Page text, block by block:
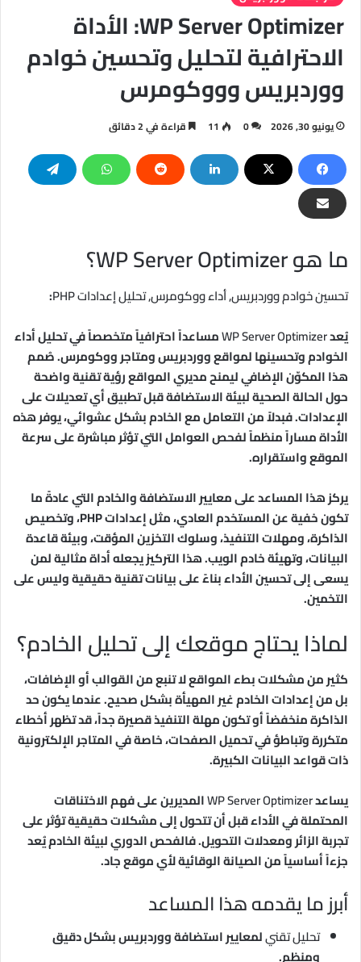
WP Server Optimizer: الأداة
الاحترافية لتحليل وتحسين خوادم
ووردبريس وووكومرس
يونيو 30, 2026 0
11 قراءة في 2 دقائق
ما هو WP Server Optimizer؟
تحسين خوادم ووردبريس, أداء ووكومرس, تحليل إعدادات PHP
:
يُعدWP Server Optimizerمساعداً احترافياً متخصصاً في تحليل أداء
الخوادم وتحسينها لمواقع ووردبريس ومتاجر ووكومرس. صُمم
هذا المكوّن الإضافي ليمنح مديري المواقع رؤية تقنية واضحة
حول الحالة الصحية لبيئة الاستضافة قبل تطبيق أي تعديلات على
الإعدادات. فبدلاً من التعامل مع الخادم بشكل عشوائي، يوفر هذه
الأداة مساراً منظماً لفحص العوامل التي تؤثر مباشرة على سرعة
الموقع واستقراره.
يركز هذا المساعد على معايير الاستضافة والخادم التي عادةً ما
تكون خفية عن المستخدم العادي، مثل إعدادات PHP، وتخصيص
الذاكرة، ومهلات التنفيذ، وسلوك التخزين المؤقت، وبيئة قاعدة
البيانات، وتهيئة خادم الويب. هذا التركيز يجعله أداة مثالية لمن
يسعى إلى تحسين الأداء بناءً على بيانات تقنية حقيقية وليس على
التخمين.
لماذا يحتاج موقعك إلى تحليل الخادم؟
كثير من مشكلات بطء المواقع لا تنبع من القوالب أو الإضافات،
بل من إعدادات الخادم غير المهيأة بشكل صحيح. عندما يكون حد
الذاكرة منخفضاً أو تكون مهلة التنفيذ قصيرة جداً، قد تظهر أخطاء
متكررة وتباطؤ في تحميل الصفحات، خاصة في المتاجر الإلكترونية
ذات قواعد البيانات الكبيرة.
يساعدWP Server Optimizerالمديرين على فهم الاختناقات
المحتملة في الأداء قبل أن تتحول إلى مشكلات حقيقية تؤثر على
تجربة الزائر ومعدلات التحويل. فالفحص الدوري لبيئة الخادم يُعد
جزءاً أساسياً من الصيانة الوقائية لأي موقع جاد.
أبرز ما يقدمه هذا المساعد
تحليل تقنيلمعايير استضافة ووردبريس بشكل دقيق
ومنظم.